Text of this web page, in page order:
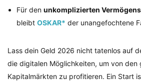
Für den unkomplizierten
bleibt OSKAR* der unangefochtene
Lass dein Geld 2026 nicht tatenlos auf
die digitalen Möglichkeiten, um von den
Kapitalmärkten zu profitieren. Ein Start